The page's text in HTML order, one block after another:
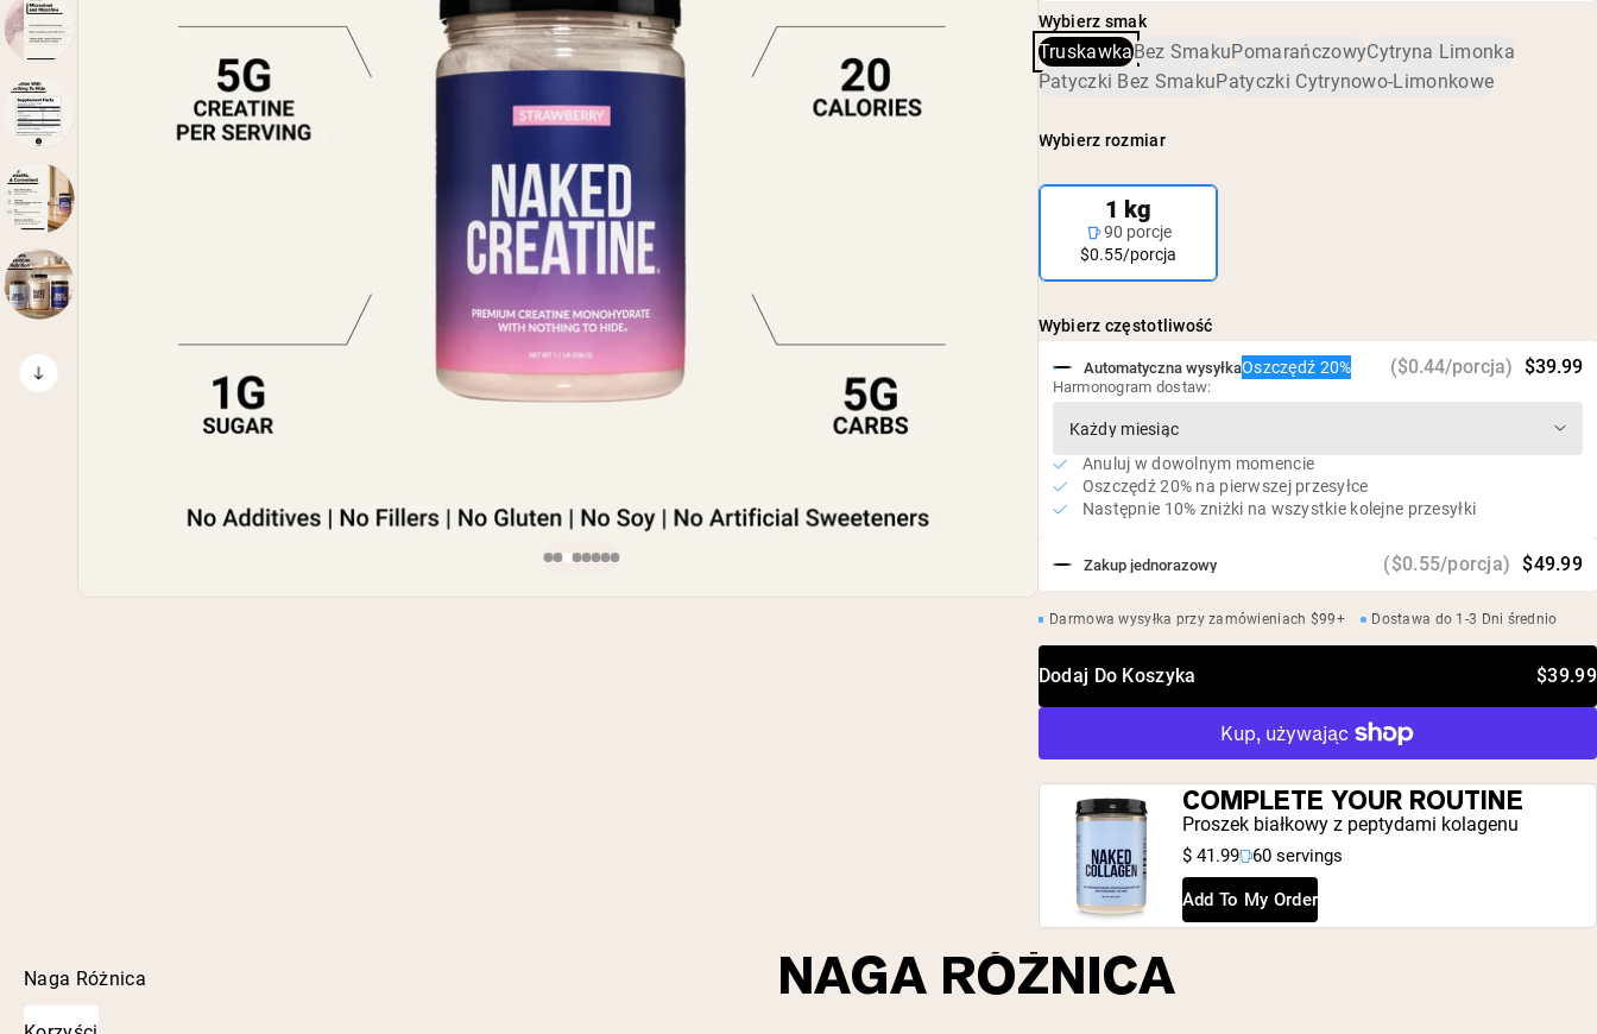
5 g kreatyny w porcji
Bez sztucznych słodzików, aromatów ani barwników
Wegański, bezglutenowy i bez GMO
i czystości oraz potwierdzono brak szkodliwych poziomów
zanieczyszczeń, w tym metali ciężkich i pestycydów.
Monohydrat kreatyny, proszek z soku truskawkowego (sok
truskawkowy, maltodekstryna), kwas jabłkowy, fermentowany
cukier trzcinowy (Reb-M)
Wybierz smak
TruskawkaBez SmakuPomarańczowyCytryna Limonka
Patyczki Bez SmakuPatyczki Cytrynowo-Limonkowe
Wybierz rozmiar
1 kg
90 porcje
$0.55/porcja
Wybierz częstotliwość
Zakup jednorazowy ($0.55/porcja) $49.99
Automatyczna wysyłkaOszczędź 20% ($0.44/porcja) $39.99
Harmonogram dostaw:
Anuluj w dowolnym momencie
Oszczędź 20% na pierwszej przesyłce
Następnie 10% zniżki na wszystkie kolejne przesyłki
Darmowa wysyłka przy zamówieniach $99+ Dostawa do 1-3 Dni średnio
Dodaj Do Koszyka $39.99
COMPLETE YOUR ROUTINE
Proszek białkowy z peptydami kolagenu
$ 41.99 60 servings
Add To My Order
Naga Różnica NAGA RÓŻNICA